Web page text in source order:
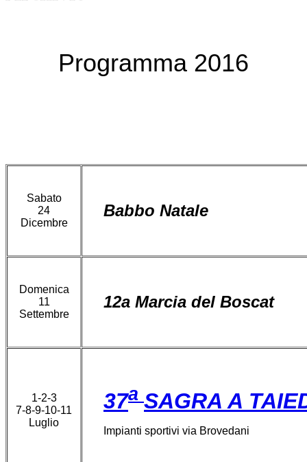
Programma 2016
Sabato
24
Dicembre
Babbo Natale
Domenica
11
Settembre
12a Marcia del Boscat
1-2-3
7-8-9-10-11
Luglio
37a SAGRA A
Impianti sportivi via Brovedani